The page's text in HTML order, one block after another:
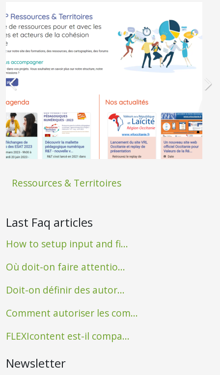
Ressources & Territoires
Last Faq articles
How to setup input and fi...
Où doit-on faire attentio...
Doit-on définir des autor...
Comment autoriser les com...
FLEXIcontent est-il compa...
Newsletter